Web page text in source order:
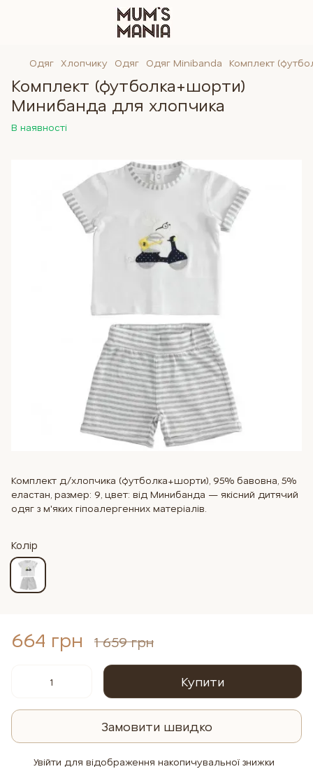
Одяг Хлопчику Одяг Одяг Minibanda Комплект
Комплект (футболка+шорти)
Минибанда для хлопчика
В наявності
Комплект д/хлопчика (футболка+шорти), 95% бавовна, 5%
еластан, размер: 9, цвет: від Минибанда — якісний дитячий
одяг з м'яких гіпоалергенних матеріалів.
Колір
664 грн 1 659 грн
Купити
Замовити швидко
Увійти для відображення накопичувальної знижки